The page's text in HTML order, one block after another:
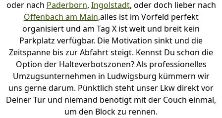
oder nach Paderborn, Ingolstadt, oder doch lieber nach
Offenbach am Main,alles ist im Vorfeld perfekt
organisiert und am Tag X ist weit und breit kein
Parkplatz verfügbar. Die Motivation sinkt und die
Zeitspanne bis zur Abfahrt steigt. Kennst Du schon die
Option der Halteverbotszonen? Als professionelles
Umzugsunternehmen in Ludwigsburg kümmern wir
uns gerne darum. Pünktlich steht unser Lkw direkt vor
Deiner Tür und niemand benötigt mit der Couch einmal,
um den Block zu rennen.